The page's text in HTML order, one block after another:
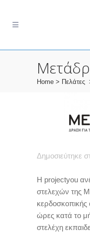
Home > Πελάτες
Δημοσιεύτηκε
Η projectyou
στελεχών της
ώρες κατά το
στελέχη